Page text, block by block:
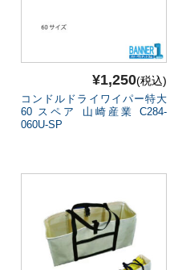
¥1,250(税込)
コンドルドライワイパー特大
60 スペア 山崎産業 C284-
060U-SP